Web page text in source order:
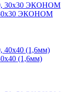
30х30 ЭКОНОМ
(1,6мм)